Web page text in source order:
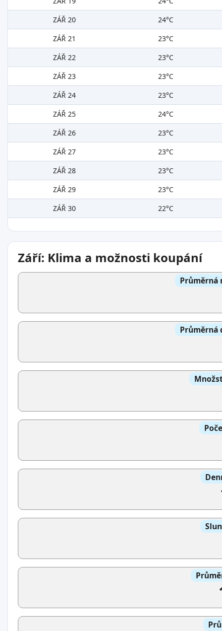
ZÁŘ 20
24°C
ZÁŘ 21
23°C
ZÁŘ 22
23°C
ZÁŘ 23
23°C
ZÁŘ 24
23°C
ZÁŘ 25
24°C
ZÁŘ 26
23°C
ZÁŘ 27
23°C
ZÁŘ 28
23°C
ZÁŘ 29
23°C
ZÁŘ 30
22°C
Září: Klima a možnosti koupání
Průměrná
Průměrná